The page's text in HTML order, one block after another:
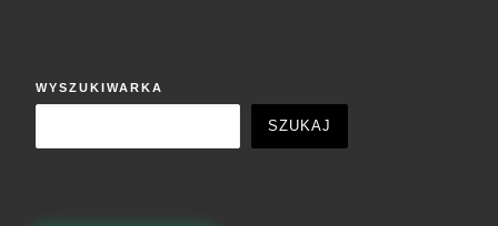
WYSZUKIWARKA
SZUKAJ